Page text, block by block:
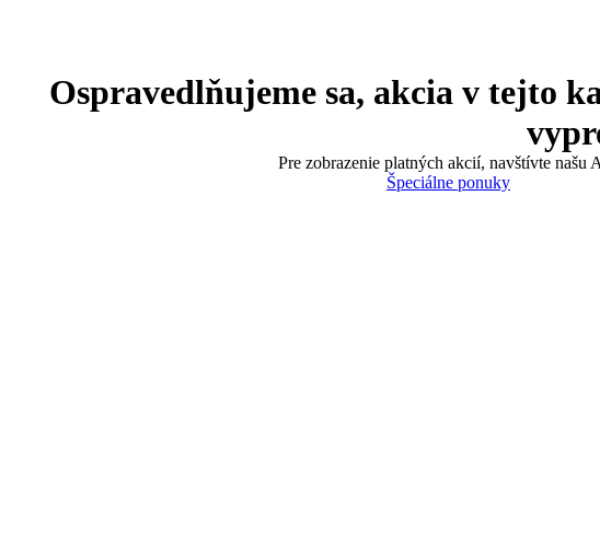
Ospravedlňujeme sa, akcia v tejto
Pre zobrazenie platných akcií, navštívte
Špeciálne ponuky